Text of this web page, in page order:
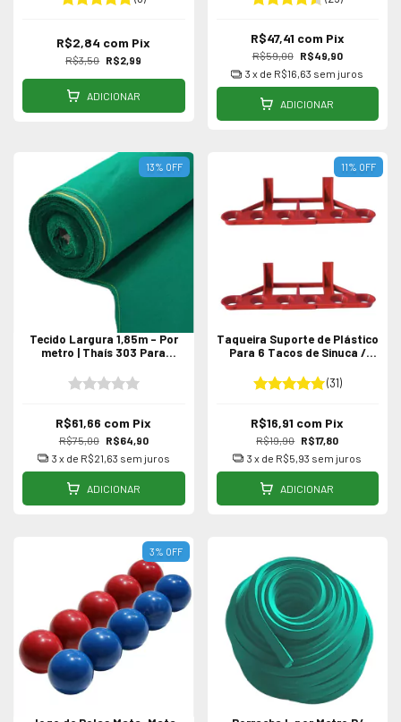
R$3,50 R$2,99
R$2,84 com Pix
ADICIONAR
R$59,00 R$49,90
R$47,41 com Pix
3 x de R$16,63 sem juros
ADICIONAR
13% OFF
Tecido Largura 1,85m - Por
metro | Thaís 303 Para
R$75,00 R$64,90
R$61,66 com Pix
3 x de R$21,63 sem juros
ADICIONAR
11% OFF
Taqueira Suporte de Plástico
Para 6 Tacos de Sinuca /
(31)
R$19,90 R$17,80
R$16,91 com Pix
3 x de R$5,93 sem juros
ADICIONAR
3% OFF